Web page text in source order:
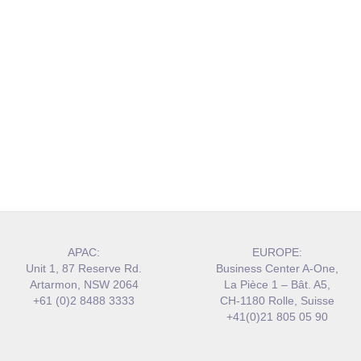
APAC:
Unit 1, 87 Reserve Rd.
Artarmon, NSW 2064
+61 (0)2 8488 3333
EUROPE:
Business Center A-One,
La Pièce 1 – Bât. A5,
CH-1180 Rolle, Suisse
+41(0)21 805 05 90